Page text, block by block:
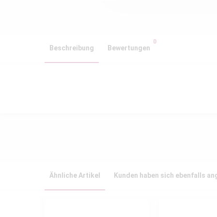
Beschreibung Bewertungen
0
Ähnliche Artikel Kunden haben sich ebenfalls